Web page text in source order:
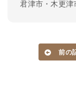
君津市・木更
前の